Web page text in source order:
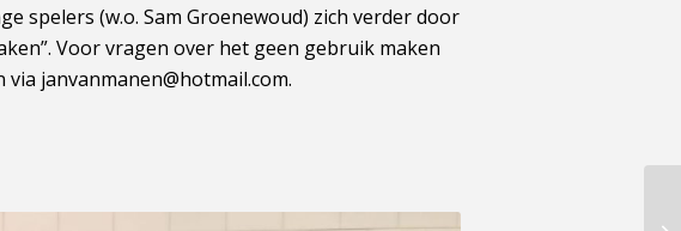
spelers (w.o. Sam Groenewoud) zich verder door
Voor vragen over het geen gebruik maken
janvanmanen@hotmail.com.